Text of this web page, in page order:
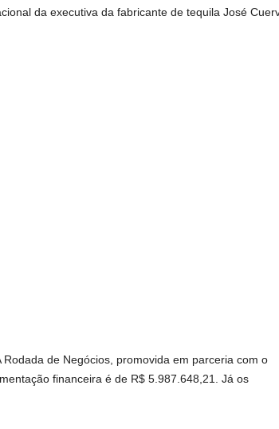
da executiva da fabricante de tequila José
de Negócios, promovida em parceria com o
financeira é de R$ 5.987.648,21. Já os